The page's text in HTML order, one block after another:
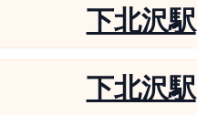
下北沢駅
下北沢駅